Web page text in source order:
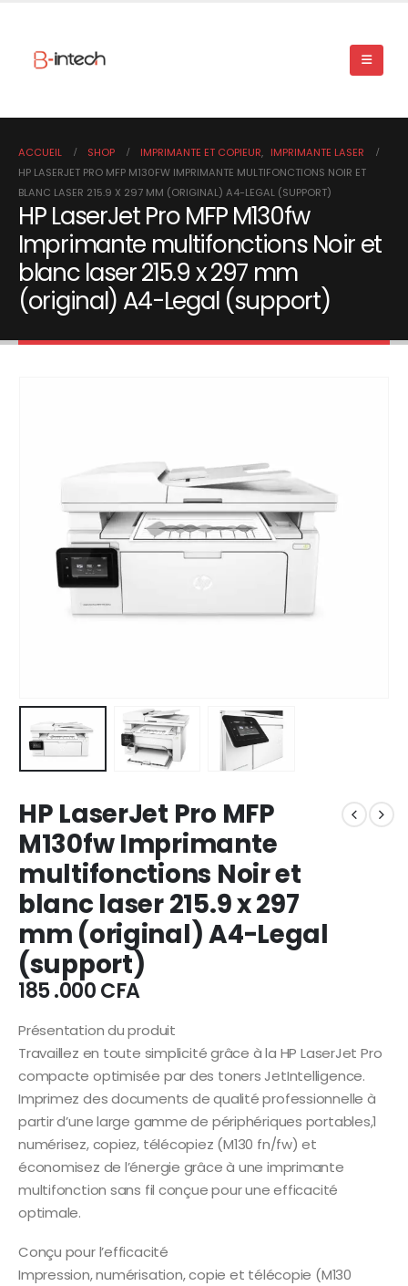
ACCUEIL SHOP IMPRIMANTE ET COPIEUR, IMPRIMANTE LASER
HP LASERJET PRO MFP M130FW IMPRIMANTE MULTIFONCTIONS NOIR ET
BLANC LASER 215.9 X 297 MM (ORIGINAL) A4-LEGAL (SUPPORT)
HP LaserJet Pro MFP M130fw
Imprimante multifonctions Noir et
blanc laser 215.9 x 297 mm
(original) A4-Legal (support)
HP LaserJet Pro MFP
M130fw Imprimante
multifonctions Noir et
blanc laser 215.9 x 297
mm (original) A4-Legal
(support)
185 .000CFA
Présentation du produit
Travaillez en toute simplicité grâce à la HP LaserJet Pro
compacte optimisée par des toners JetIntelligence.
Imprimez des documents de qualité professionnelle à
partir d’une large gamme de périphériques portables,1
numérisez, copiez, télécopiez (M130 fn/fw) et
économisez de l’énergie grâce à une imprimante
multifonction sans fil conçue pour une efficacité
optimale.
Conçu pour l’efficacité
Impression, numérisation, copie et télécopie (M130